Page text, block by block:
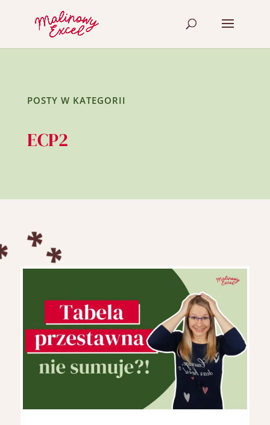
POSTY W KATEGORII
ECP2